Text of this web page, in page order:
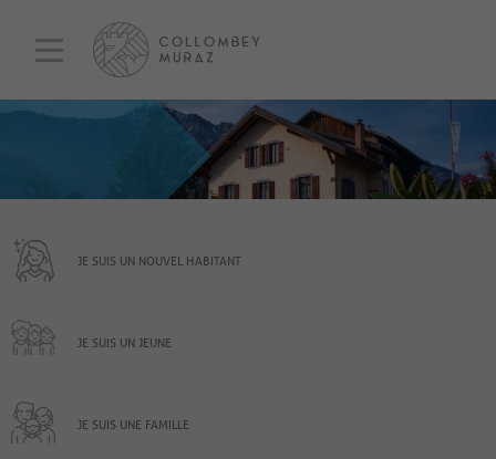
JE SUIS UN NOUVEL HABITANT
JE SUIS UN JEUNE
JE SUIS UNE FAMILLE